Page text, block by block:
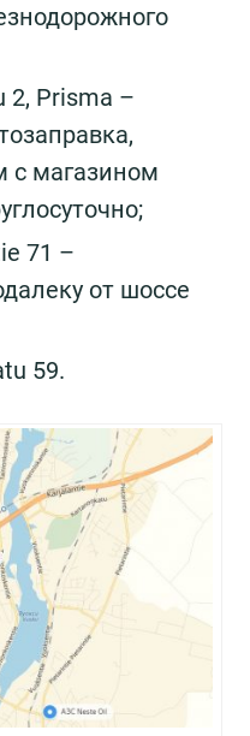
2, Prisma –
с магазином
71 –
от шоссе
59.